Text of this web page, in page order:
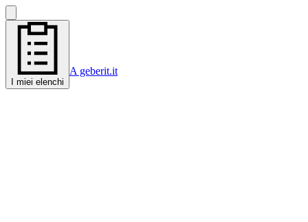
I miei elenchi
A geberit.it